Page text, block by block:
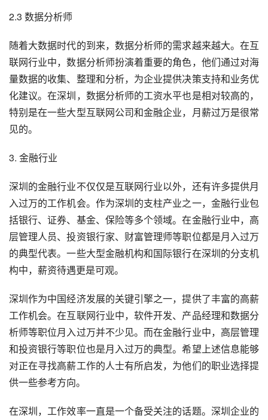
2.3 数据分析师
随着大数据时代的到来，数据分析师的需求越来越大。在互
联网行业中，数据分析师扮演着重要的角色，他们通过对海
量数据的收集、整理和分析，为企业提供决策支持和业务优
化建议。在深圳，数据分析师的工资水平也是相对较高的，
特别是在一些大型互联网公司和金融企业，月薪过万是很常
见的。
3. 金融行业
深圳的金融行业不仅仅是互联网行业以外，还有许多提供月
入过万的工作机会。作为深圳的支柱产业之一，金融行业包
括银行、证券、基金、保险等多个领域。在金融行业中，高
层管理人员、投资银行家、财富管理师等职位都是月入过万
的典型代表。一些大型金融机构和国际银行在深圳的分支机
构中，薪资待遇更是可观。
深圳作为中国经济发展的关键引擎之一，提供了丰富的高薪
工作机会。在互联网行业中，软件开发、产品经理和数据分
析师等职位月入过万并不少见。而在金融行业中，高层管理
和投资银行等职位也是月入过万的典型。希望上述信息能够
对正在寻找高薪工作的人士有所启发，为他们的职业选择提
供一些参考方向。
在深圳，工作效率一直是一个备受关注的话题。深圳企业的